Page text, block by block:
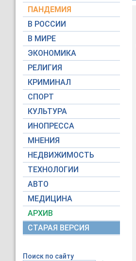
ПАНДЕМИЯ
В РОССИИ
В МИРЕ
ЭКОНОМИКА
РЕЛИГИЯ
КРИМИНАЛ
СПОРТ
КУЛЬТУРА
ИНОПРЕССА
МНЕНИЯ
НЕДВИЖИМОСТЬ
ТЕХНОЛОГИИ
АВТО
МЕДИЦИНА
АРХИВ
СТАРАЯ ВЕРСИЯ
Поиск по сайту